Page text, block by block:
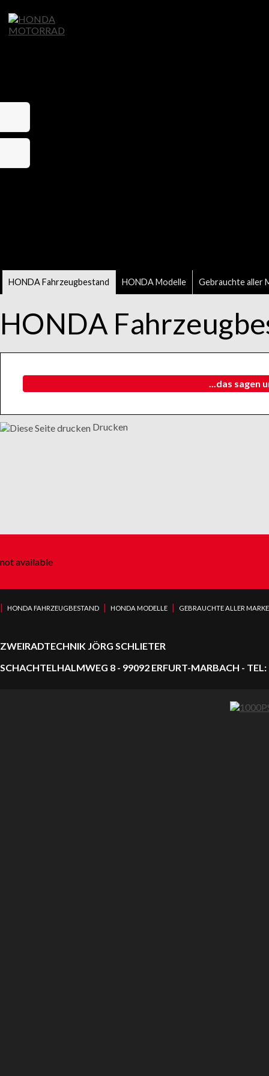
HONDA Fahrzeugbestand HONDA Modelle Gebrauchte aller
HONDA
...das sagen
Drucken
not available
| HONDA FAHRZEUGBESTAND | HONDA MODELLE | GEBRAUCHTE ALLER
ZWEIRADTECHNIK JÖRG SCHLIETER
SCHACHTELHALMWEG 8 - 99092 ERFURT-MARBACH -